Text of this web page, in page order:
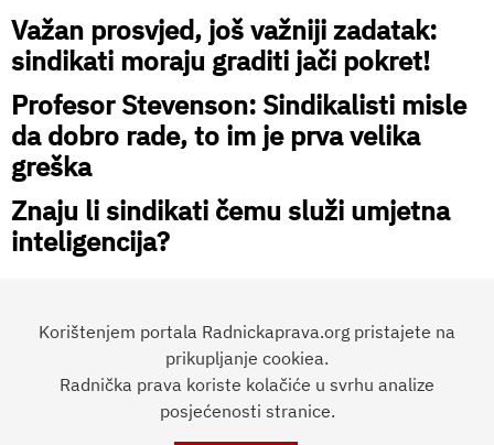
Važan prosvjed, još važniji zadatak:
sindikati moraju graditi jači pokret!
Profesor Stevenson: Sindikalisti misle
da dobro rade, to im je prva velika
greška
Znaju li sindikati čemu služi umjetna
inteligencija?
Preporučite članak:
Korištenjem portala Radnickaprava.org pristajete na
prikupljanje cookiea.
Radnička prava koriste kolačiće u svrhu analize
posjećenosti stranice.